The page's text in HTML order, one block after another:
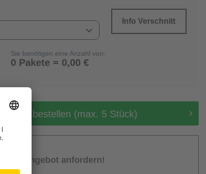
Info Verschnitt
Sie benötigen eine Anzahl von:
0 Pakete = 0,00 €
Muster bestellen (max. 5 Stück)
Angebot anfordern!